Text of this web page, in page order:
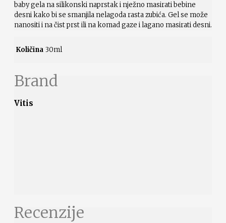
baby gela na silikonski naprstak i nježno masirati bebine
desni kako bi se smanjila nelagoda rasta zubića. Gel se može
nanositi i na čist prst ili na komad gaze i lagano masirati desni.
Količina 30ml
Brand
Vitis
Recenzije